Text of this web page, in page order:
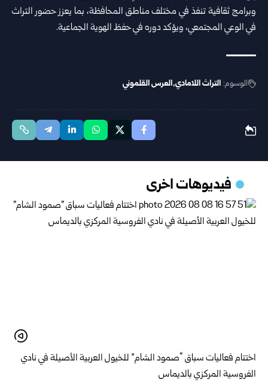
وبرامج ثقافية تنفذ في مختلف مناطق المحافظة، بما يعزز حضور التراث
في الوعي المجتمعي، ويؤكد دوره في حفظ الهوية الجماعية.
الوسوم: التراث اللامادي العرس القلموني
فيديوهات اخرى
اختتام فعاليات سباق “صمود الشام” للخيول العربية الأصيلة في نادي
الفروسية المركزي بالديماس